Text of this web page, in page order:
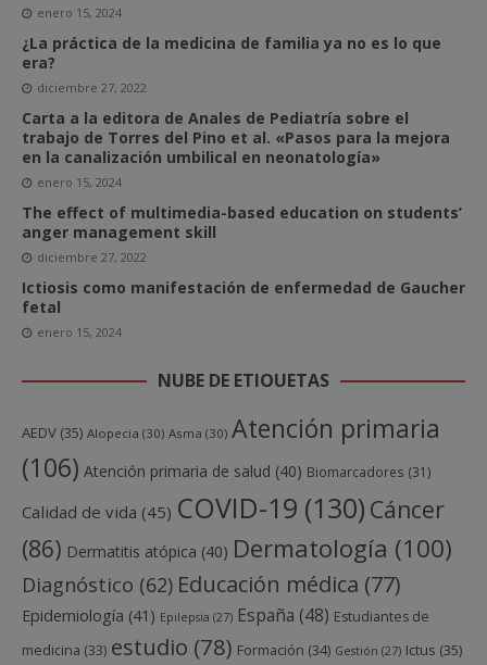
enero 15, 2024
¿La práctica de la medicina de familia ya no es lo que
era?
diciembre 27, 2022
Carta a la editora de Anales de Pediatría sobre el
trabajo de Torres del Pino et al. «Pasos para la mejora
en la canalización umbilical en neonatología»
enero 15, 2024
The effect of multimedia-based education on students’
anger management skill
diciembre 27, 2022
Ictiosis como manifestación de enfermedad de Gaucher
fetal
enero 15, 2024
NUBE DE ETIQUETAS
AEDV (35) Alopecia (30) Asma (30) Atención primaria
(106) Atención primaria de salud (40) Biomarcadores (31)
Calidad de vida (45) COVID-19 (130) Cáncer
(86) Dermatitis atópica (40) Dermatología (100)
Diagnóstico (62) Educación médica (77)
Epidemiología (41) Epilepsia (27) España (48) Estudiantes de
medicina (33) estudio (78) Formación (34) Gestión (27) Ictus (35)